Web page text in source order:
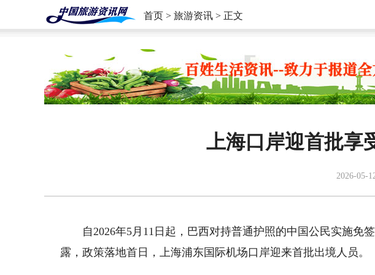
首页 > 旅游资讯 > 正文
上海口岸迎首批享
2026-05-
自2026年5月11日起，巴西对持普通护照的中国公民实施免
露，政策落地首日，上海浦东国际机场口岸迎来首批出境人员。